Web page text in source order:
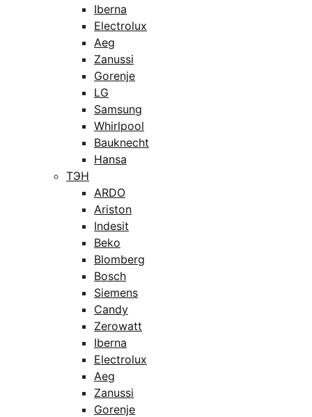
Iberna
Electrolux
Aeg
Zanussi
Gorenje
LG
Samsung
Whirlpool
Bauknecht
Hansa
ТЭН
ARDO
Ariston
Indesit
Beko
Blomberg
Bosch
Siemens
Candy
Zerowatt
Iberna
Electrolux
Aeg
Zanussi
Gorenje